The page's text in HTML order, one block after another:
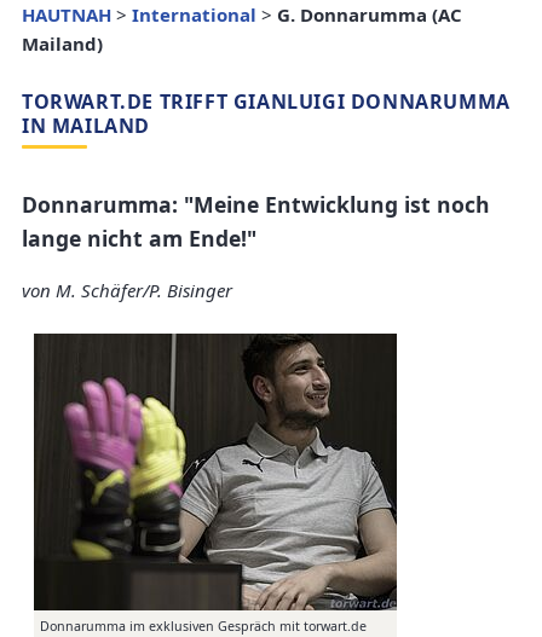
HAUTNAH > International > G. Donnarumma (AC
Mailand)
TORWART.DE TRIFFT GIANLUIGI DONNARUMMA
IN MAILAND
Donnarumma: "Meine Entwicklung ist noch
lange nicht am Ende!"
von M. Schäfer/P. Bisinger
Donnarumma im exklusiven Gespräch mit torwart.de